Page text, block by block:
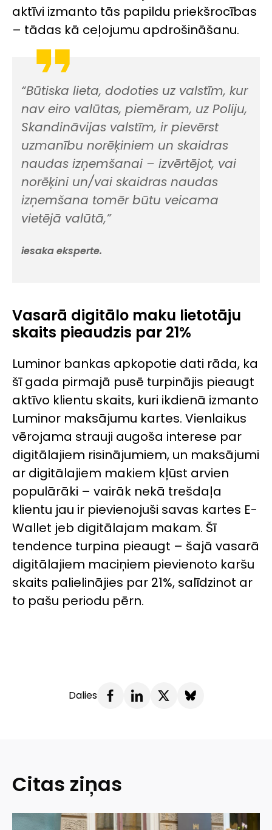
aktīvi izmanto tās papildu priekšrocības
– tādas kā ceļojumu apdrošināšanu.
“Būtiska lieta, dodoties uz valstīm, kur
nav eiro valūtas, piemēram, uz Poliju,
Skandināvijas valstīm, ir pievērst
uzmanību norēķiniem un skaidras
naudas izņemšanai – izvērtējot, vai
norēķini un/vai skaidras naudas
izņemšana tomēr būtu veicama
vietējā valūtā,”
iesaka eksperte.
Vasarā digitālo maku lietotāju
skaits pieaudzis par 21%
Luminor bankas apkopotie dati rāda, ka
šī gada pirmajā pusē turpinājis pieaugt
aktīvo klientu skaits, kuri ikdienā izmanto
Luminor maksājumu kartes. Vienlaikus
vērojama strauji augoša interese par
digitālajiem risinājumiem, un maksājumi
ar digitālajiem makiem kļūst arvien
populārāki – vairāk nekā trešdaļa
klientu jau ir pievienojuši savas kartes E-
Wallet jeb digitālajam makam. Šī
tendence turpina pieaugt – šajā vasarā
digitālajiem maciņiem pievienoto karšu
skaits palielinājies par 21%, salīdzinot ar
to pašu periodu pērn.
Dalies
Citas ziņas